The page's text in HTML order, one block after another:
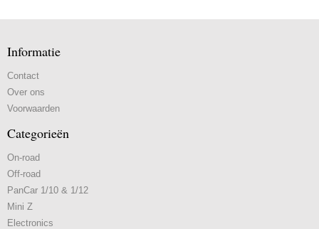
Informatie
Contact
Over ons
Voorwaarden
Categorieën
On-road
Off-road
PanCar 1/10 & 1/12
Mini Z
Electronics